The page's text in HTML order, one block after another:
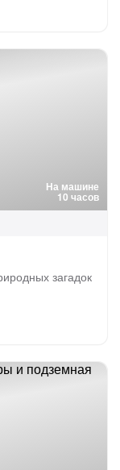
На машине
10 часов
загадок